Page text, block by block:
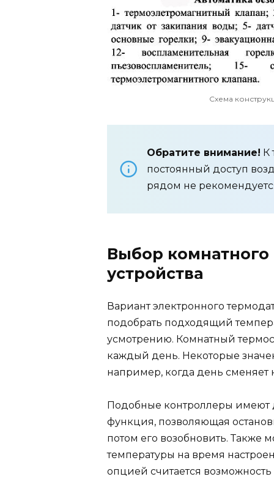
Схема
Обратите внимание! К
постоянный доступ
рядом не
Выбор
устройства
Вариант электронного
подобрать подходящий
усмотрению. Комнатный
каждый день. Некоторые
например, когда день сменяет
Подобные контроллеры
функция, позволяющая
потом его возобновить.
температуры на время
опцией считается